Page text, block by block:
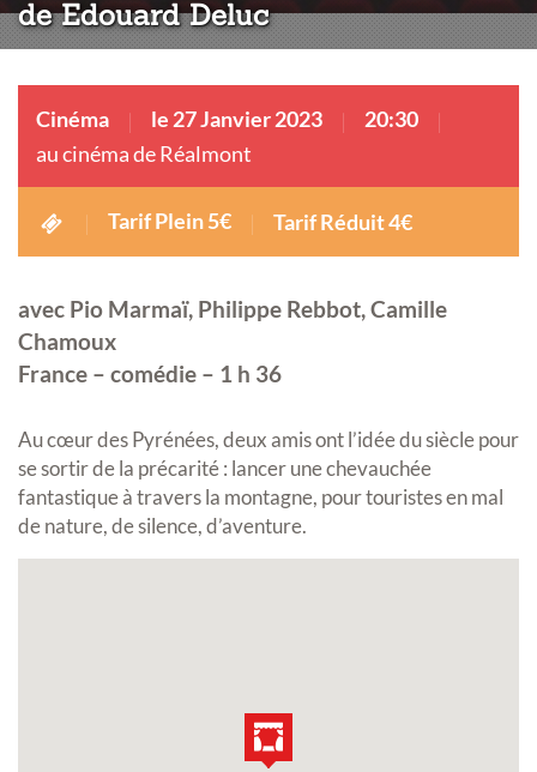
de Edouard Deluc
Cinéma le 27 Janvier 2023
20:30
au cinéma de Réalmont
Tarif Plein 5€ Tarif Réduit 4€
avec Pio Marmaï, Philippe Rebbot, Camille
Chamoux
France – comédie – 1 h 36
Au cœur des Pyrénées, deux amis ont l’idée du siècle pour
se sortir de la précarité : lancer une chevauchée
fantastique à travers la montagne, pour touristes en mal
de nature, de silence, d’aventure.